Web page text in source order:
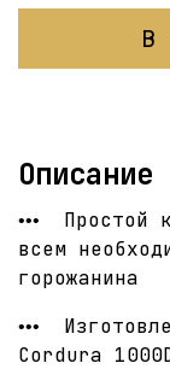
В
Описание
••• Простой
всем
горожанина
•••
Cordura